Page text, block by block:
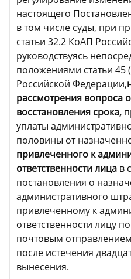
настоящего
в том числе суды, при
статьи 32.2 КоАП
руководствуясь
положениями статьи 45
Российской Федерации,
рассмотрения вопроса
восстановления срока,
уплаты
половины от
привлеченного к
ответственности лица в
постановления о
административного
привлеченному к
ответственности лицу
почтовым
после истечения
вынесения.